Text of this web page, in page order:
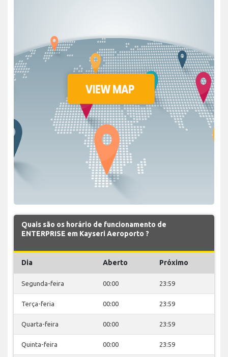
Quais são os horário de funcionamento de
ENTERPRISE em Kayseri Aeroporto ?
Dia Aberto Próximo
Segunda-feira 00:00 23:59
Terça-feria 00:00 23:59
Quarta-feira 00:00 23:59
Quinta-feira 00:00 23:59